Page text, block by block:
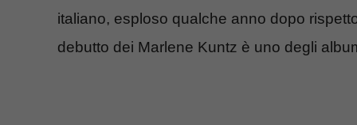
italiano, esploso qualche anno dopo
debutto dei Marlene Kuntz è uno degli